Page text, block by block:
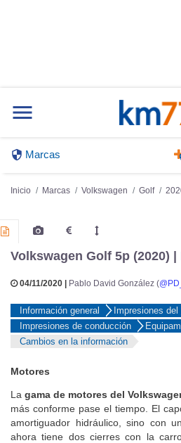
Marcas
Inicio Marcas Volkswagen Golf
Volkswagen Golf 5p (2020) |
04/11/2020 | Pablo David González (
Información general
Impresiones del
Impresiones de conducción
Cambios en la información
Motores
Lagama de motores del
más conforme pase el tiempo. El
amortiguador hidráulico, sino con
ahora tiene dos cierres con la